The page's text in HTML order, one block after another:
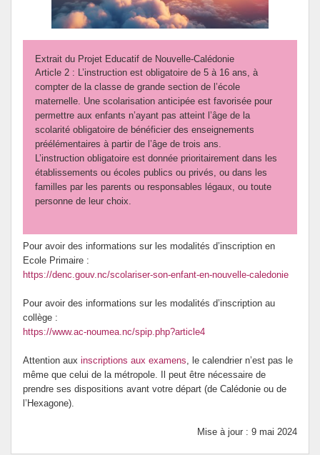
Extrait du Projet Educatif de Nouvelle-Calédonie
Article 2 : L’instruction est obligatoire de 5 à 16 ans, à
compter de la classe de grande section de l’école
maternelle. Une scolarisation anticipée est favorisée pour
permettre aux enfants n’ayant pas atteint l’âge de la
scolarité obligatoire de bénéficier des enseignements
préélémentaires à partir de l’âge de trois ans.
L’instruction obligatoire est donnée prioritairement dans les
établissements ou écoles publics ou privés, ou dans les
familles par les parents ou responsables légaux, ou toute
personne de leur choix.
Pour avoir des informations sur les modalités d’inscription en
Ecole Primaire :
https://denc.gouv.nc/scolariser-son-enfant-en-nouvelle-caledonie
Pour avoir des informations sur les modalités d’inscription au
collège :
https://www.ac-noumea.nc/spip.php?article4
Attention aux inscriptions aux examens , le calendrier n’est pas le
même que celui de la métropole. Il peut être nécessaire de
prendre ses dispositions avant votre départ (de Calédonie ou de
l’Hexagone).
Mise à jour : 9 mai 2024